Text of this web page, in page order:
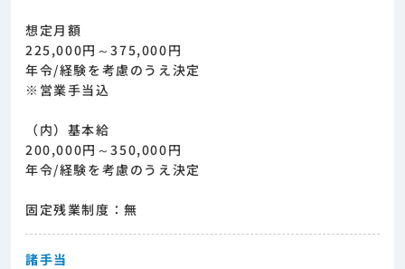
想定月額
225,000円～375,000円
年令/経験を考慮のうえ決定
※営業手当込
（内）基本給
200,000円～350,000円
年令/経験を考慮のうえ決定
固定残業制度：無
諸手当